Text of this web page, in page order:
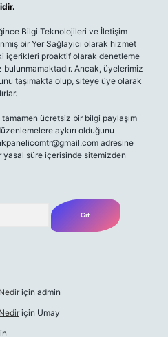
Bilgi Teknolojileri ve İletişim
bir Yer Sağlayıcı olarak hizmet
içerikleri proaktif olarak denetleme
Ancak, üyelerimiz
taşımakta olup, siteye üye olarak
ücretsiz bir bilgi paylaşım
aykırı olduğunu
adresine
süre içerisinde sitemizden
için admin
için Umay